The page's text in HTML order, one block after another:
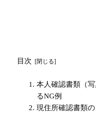
目次
本人確認書類（
るNG例
現住所確認書類